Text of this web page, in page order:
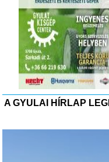
A GYULAI HÍRLAP